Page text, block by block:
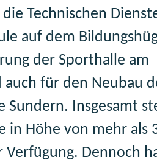
Technischen
auf dem
der Sporthalle am
auch für den Neubau
Sundern. Insgesamt
in Höhe von mehr als
Verfügung. Dennoch